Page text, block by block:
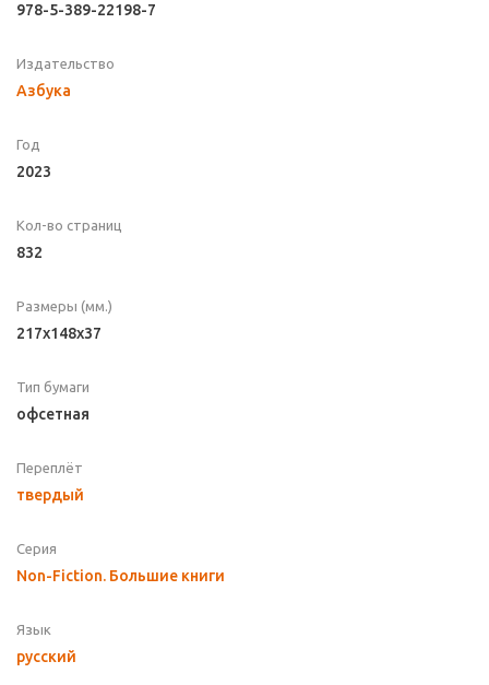
978-5-389-22198-7
Издательство
Азбука
Год
2023
Кол-во страниц
832
Размеры (мм.)
217x148x37
Тип бумаги
офсетная
Переплёт
твердый
Серия
Non-Fiction. Большие книги
Язык
русский